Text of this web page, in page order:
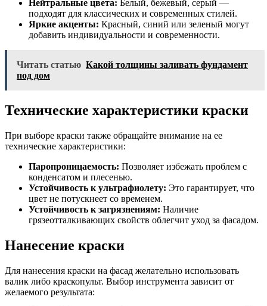
Нейтральные цвета: Белый, бежевый, серый —
подходят для классических и современных стилей.
Яркие акценты: Красный, синий или зеленый могут
добавить индивидуальности и современности.
Читать статью Какой толщины заливать фундамент
под дом
Технические характеристики краски
При выборе краски также обращайте внимание на ее
технические характеристики:
Паропроницаемость: Позволяет избежать проблем с
конденсатом и плесенью.
Устойчивость к ультрафиолету: Это гарантирует, что
цвет не потускнеет со временем.
Устойчивость к загрязнениям: Наличие
грязеотталкивающих свойств облегчит уход за фасадом.
Нанесение краски
Для нанесения краски на фасад желательно использовать
валик либо краскопульт. Выбор инструмента зависит от
желаемого результата: